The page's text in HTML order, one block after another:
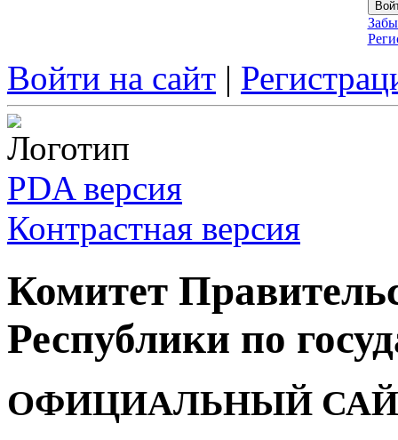
Войти на сайт |
PDA версия
Контрастная версия
Комитет
Республики по
ОФИЦИАЛЬНЫЙ